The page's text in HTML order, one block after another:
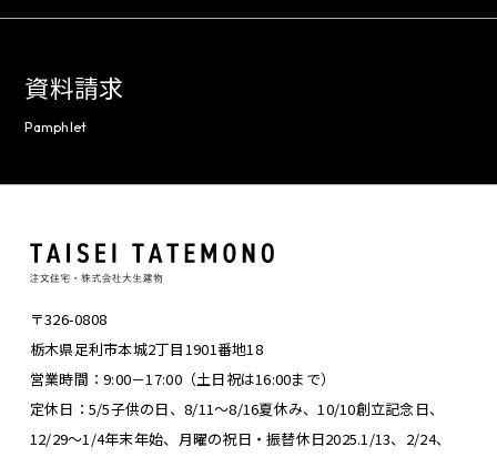
資料請求
Pamphlet
〒326-0808
栃木県足利市本城2丁目1901番地18
営業時間：9:00－17:00（土日祝は16:00まで）
定休日：5/5子供の日、8/11～8/16夏休み、10/10創立記念日、
12/29～1/4年末年始、 月曜の祝日・振替休日2025.1/13、2/24、